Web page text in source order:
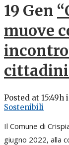
19 Gen
muove
cittadini
Posted at 15:49h
Sostenibili
Il Comune di
giugno 2022, alla